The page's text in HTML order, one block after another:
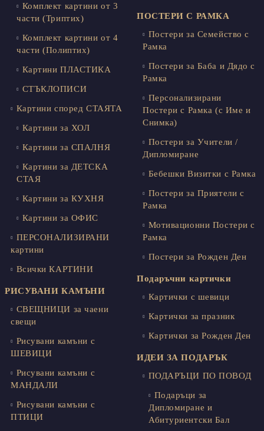
Комплект картини от 3
части (Триптих)
Комплект картини от 4
части (Полиптих)
Картини ПЛАСТИКА
СТЪКЛОПИСИ
Картини според СТАЯТА
Картини за ХОЛ
Картини за СПАЛНЯ
Картини за ДЕТСКА
СТАЯ
Картини за КУХНЯ
Картини за ОФИС
ПЕРСОНАЛИЗИРАНИ
картини
Всички КАРТИНИ
РИСУВАНИ КАМЪНИ
СВЕЩНИЦИ за чаени
свещи
Рисувани камъни с
ШЕВИЦИ
Рисувани камъни с
МАНДАЛИ
Рисувани камъни с
ПТИЦИ
ПОСТЕРИ С РАМКА
Постери за Семейство с
Рамка
Постери за Баба и Дядо с
Рамка
Персонализирани
Постери с Рамка (с Име и
Снимка)
Постери за Учители /
Дипломиране
Бебешки Визитки с Рамка
Постери за Приятели с
Рамка
Мотивационни Постери с
Рамка
Постери за Рожден Ден
Подаръчни картички
Картички с шевици
Картички за празник
Картички за Рожден Ден
ИДЕИ ЗА ПОДАРЪК
ПОДАРЪЦИ ПО ПОВОД
Подаръци за
Дипломиране и
Абитуриентски Бал